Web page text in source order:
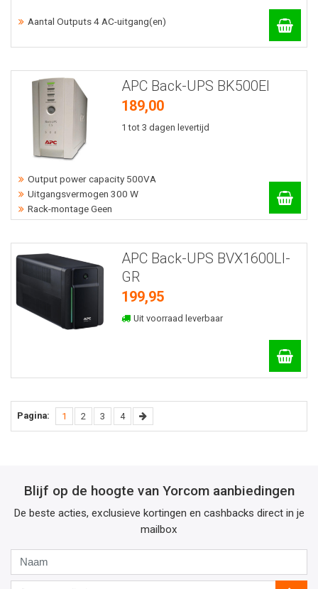
Aantal Outputs 4 AC-uitgang(en)
APC Back-UPS BK500EI
189,00
1 tot 3 dagen levertijd
Output power capacity 500VA
Uitgangsvermogen 300 W
Rack-montage Geen
APC Back-UPS BVX1600LI-
GR
199,95
Uit voorraad leverbaar
Pagina: 1 (current)
2 3 4 Volgende
Blijf op de hoogte van Yorcom aanbiedingen
De beste acties, exclusieve kortingen en cashbacks direct in je
mailbox